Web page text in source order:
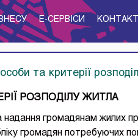
E-CЕРВІСИ
та критерії
РОЗПОД ЛУ ЖИТЛА
надання громадянам жилих
громадян потребуючих